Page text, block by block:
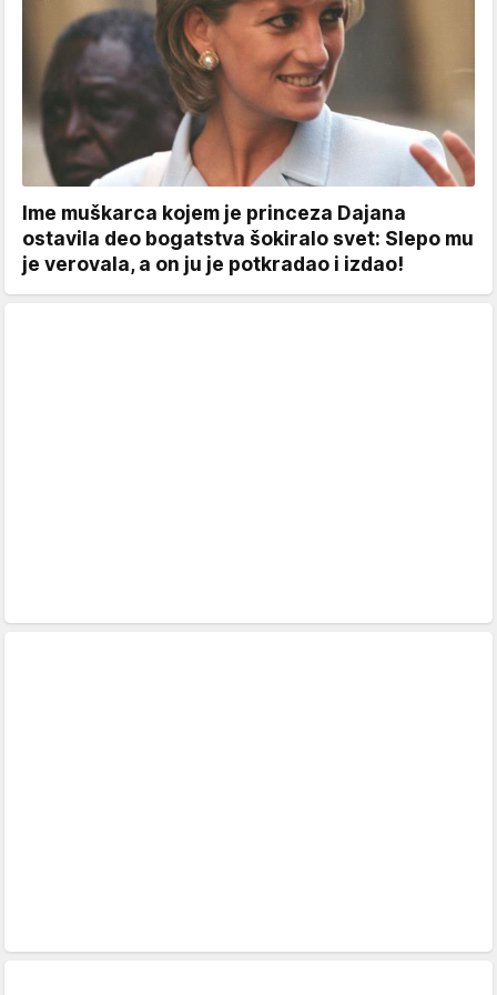
Ime muškarca kojem je princeza Dajana
ostavila deo bogatstva šokiralo svet: Slepo mu
je verovala, a on ju je potkradao i izdao!